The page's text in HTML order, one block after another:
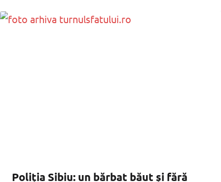
Poliția Sibiu: un bărbat băut și fără